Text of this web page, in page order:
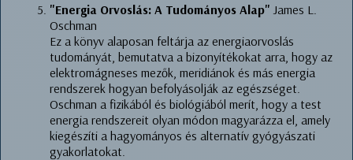
"Energia Orvoslás: A Tudományos Alap" James L.
Oschman
Ez a könyv alaposan feltárja az energiaorvoslás
tudományát, bemutatva a bizonyítékokat arra, hogy az
elektromágneses mezők, meridiánok és más energia
rendszerek hogyan befolyásolják az egészséget.
Oschman a fizikából és biológiából merít, hogy a test
energia rendszereit olyan módon magyarázza el, amely
kiegészíti a hagyományos és alternatív gyógyászati
gyakorlatokat.